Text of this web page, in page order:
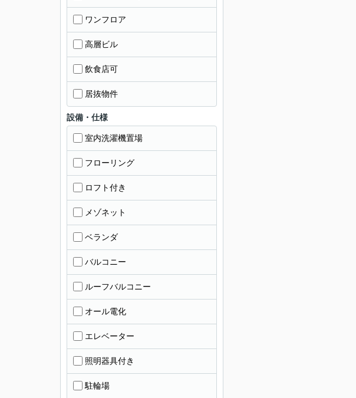
ワンフロア
高層ビル
飲食店可
居抜物件
設備・仕様
室内洗濯機置場
フローリング
ロフト付き
メゾネット
ベランダ
バルコニー
ルーフバルコニー
オール電化
エレベーター
照明器具付き
駐輪場